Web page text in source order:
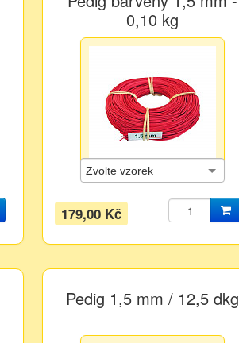
0,10 kg
179,00 Kč
Pedig 1,5 mm / 12,5 dkg